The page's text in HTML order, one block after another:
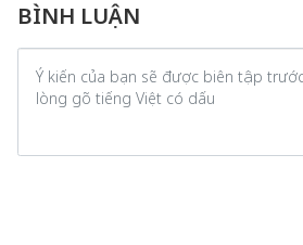
BÌNH LUẬN